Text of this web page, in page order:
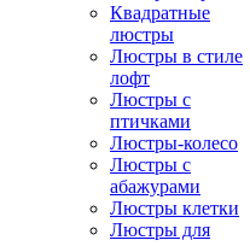
Квадратные
люстры
Люстры в стиле
лофт
Люстры с
птичками
Люстры-колесо
Люстры с
абажурами
Люстры клетки
Люстры для